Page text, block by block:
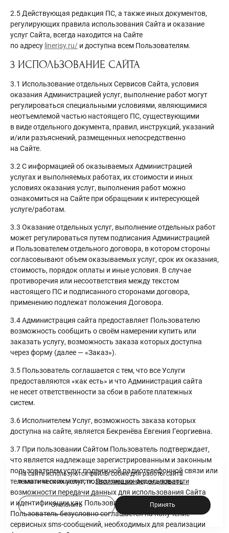
2.5 Действующая редакция ПС, а также иных документов,
регулирующих правила использования Сайта и оказание
услуг Сайта, всегда находится на Сайте
по адресу linerisy.ru/ и доступна всем Пользователям.
3 ИСПОЛЬЗОВАНИЕ САЙТА
3.1 Использование отдельных Сервисов Сайта, условия
оказания Администрацией услуг, выполнение работ могут
регулироваться специальными условиями, являющимися
неотъемлемой частью настоящего ПС, существующими
в виде отдельного документа, правил, инструкций, указаний
и/или разъяснений, размещенных непосредственно
на Сайте.
3.2 С информацией об оказываемых Администрацией
услугах и выполняемых работах, их стоимости и иных
условиях оказания услуг, выполнения работ можно
ознакомиться на Сайте при обращении к интересующей
услуге/работам.
3.3 Оказание отдельных услуг, выполнение отдельных работ
может регулироваться путем подписания Администрацией
и Пользователем отдельного договора, в котором стороны
согласовывают объем оказываемых услуг, срок их оказания,
стоимость, порядок оплаты и иные условия. В случае
противоречия или несоответствия между текстом
настоящего ПС и подписанного сторонами договора,
применению подлежат положения Договора.
3.4 Администрация сайта предоставляет Пользователю
возможность сообщить о своём намерении купить или
заказать услугу, возможность заказа которых доступна
через форму (далее — «Заказ»).
3.5 Пользователь соглашается с тем, что все Услуги
предоставляются «как есть» и что Администрация сайта
не несет ответственности за сбои в работе платежных
систем.
3.6 Исполнителем Услуг, возможность заказа которых
доступна на сайте, является Бекренёва Евгения Георгиевна.
3.7 При пользовании Сайтом Пользователь подтверждает,
что является надлежаще зарегистрированным и законным
пользователем услуг подвижной радиотелефонной связи или
телематических услуг, позволяющих использовать
возможности передачи данных для использования Сайта
и идентификации как Пользователя Сайта. Также
Пользователь безусловно соглашается на получение
сервисных sms-сообщений, необходимых для реализации
На сайте используются файлы cookie для работы сайта
и анализа посещаемости.Политика конфиденциальности
Отклонить Принять